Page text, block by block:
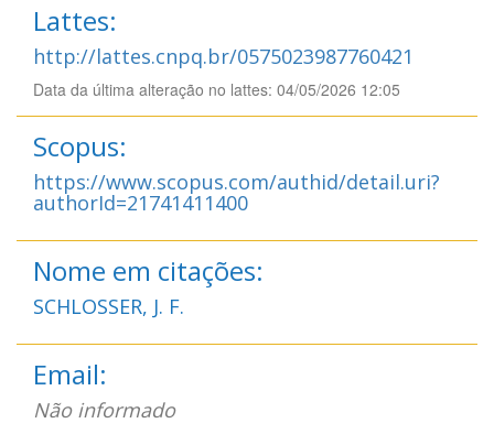
Lattes:
http://lattes.cnpq.br/0575023987760421
Data da última alteração no lattes: 04/05/2026 12:05
Scopus:
https://www.scopus.com/authid/detail.uri?
authorId=21741411400
Nome em citações:
SCHLOSSER, J. F.
Email:
Não informado